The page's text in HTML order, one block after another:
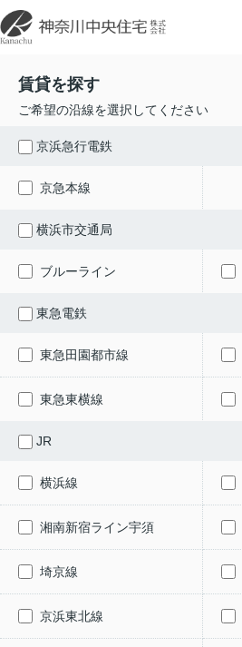
賃貸を探す
ご希望の沿線を選択してください
京浜急行電鉄
京急本線
横浜市交通局
ブルーライン
東急電鉄
東急田園都市線
東急東横線
JR
横浜線
湘南新宿ライン宇須
埼京線
京浜東北線